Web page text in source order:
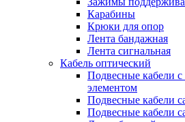
Карабины
Крюки для опор
Лента бандажная
Лента сигнальная
Кабель оптический
Подвесные кабели
элементом
Подвесные кабели
Подвесные кабели